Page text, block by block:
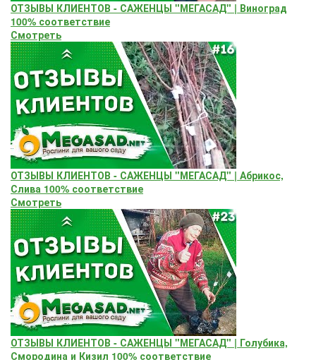
ОТЗЫВЫ КЛИЕНТОВ - САЖЕНЦЫ "МЕГАСАД" | Виноград
100% соответствие
Смотреть
ОТЗЫВЫ КЛИЕНТОВ - САЖЕНЦЫ "МЕГАСАД" | Абрикос,
Слива 100% соответствие
Смотреть
ОТЗЫВЫ КЛИЕНТОВ - САЖЕНЦЫ "МЕГАСАД" | Голубика,
Смородина и Кизил 100% соответствие